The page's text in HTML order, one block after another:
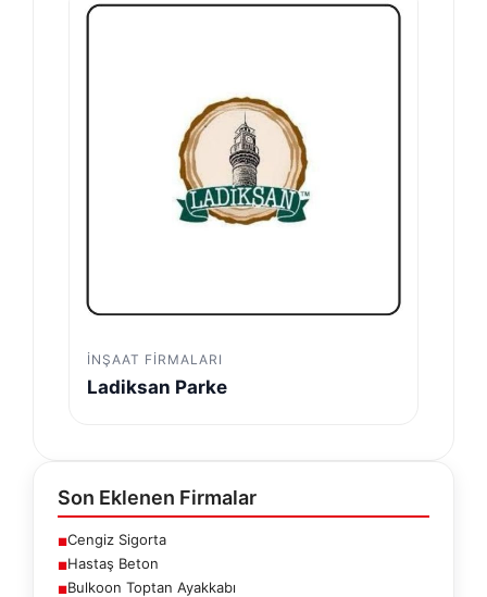
İNŞAAT FIRMALARI
Ladiksan Parke
Son Eklenen Firmalar
■Cengiz Sigorta
■Hastaş Beton
■Bulkoon Toptan Ayakkabı